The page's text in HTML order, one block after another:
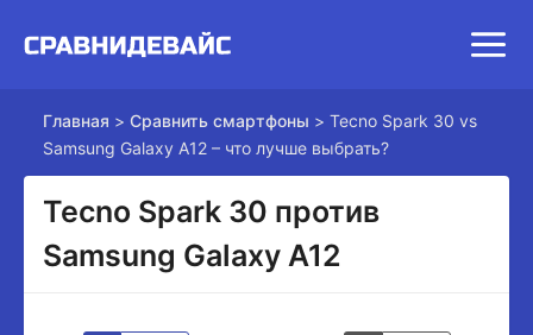
Главная > Сравнить смартфоны > Tecno Spark 30 vs
Samsung Galaxy A12 – что лучше выбрать?
Tecno Spark 30 против
Samsung Galaxy A12